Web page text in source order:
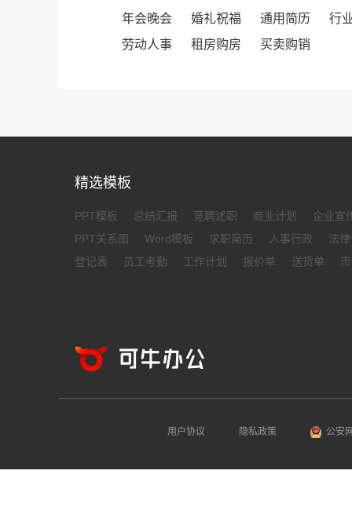
年会晚会
婚礼祝福 通用简历
行
劳动人事
租房购房 买卖购销
精选模板
PPT模板 总结汇报 竞聘述职 商业计划
企业宣
PPT关系图
Word模板 求职简历 人事行政
法
登记表
员工考勤 工作计划 报价单 送货单
用户协议 隐私政策 公安